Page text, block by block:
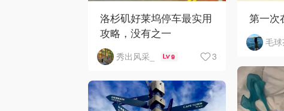
洛杉矶好莱坞停车最实用
攻略，没有之一
秀出风采_ 9 3
第一次
毛